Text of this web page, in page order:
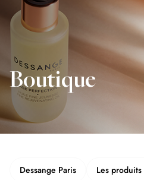
Boutique
Dessange Paris Les